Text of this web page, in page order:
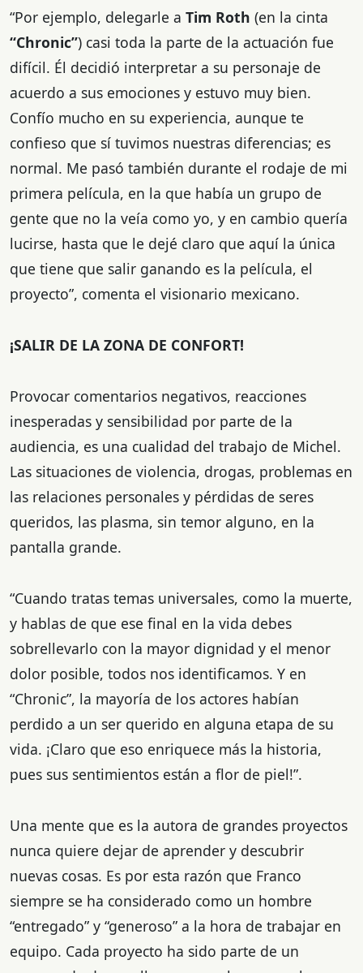
“Por ejemplo, delegarle a Tim Roth (en la cinta
“Chronic”) casi toda la parte de la actuación fue
difícil. Él decidió interpretar a su personaje de
acuerdo a sus emociones y estuvo muy bien.
Confío mucho en su experiencia, aunque te
confieso que sí tuvimos nuestras diferencias; es
normal. Me pasó también durante el rodaje de mi
primera película, en la que había un grupo de
gente que no la veía como yo, y en cambio quería
lucirse, hasta que le dejé claro que aquí la única
que tiene que salir ganando es la película, el
proyecto”, comenta el visionario mexicano.
¡SALIR DE LA ZONA DE CONFORT!
Provocar comentarios negativos, reacciones
inesperadas y sensibilidad por parte de la
audiencia, es una cualidad del trabajo de Michel.
Las situaciones de violencia, drogas, problemas en
las relaciones personales y pérdidas de seres
queridos, las plasma, sin temor alguno, en la
pantalla grande.
“Cuando tratas temas universales, como la muerte,
y hablas de que ese final en la vida debes
sobrellevarlo con la mayor dignidad y el menor
dolor posible, todos nos identificamos. Y en
“Chronic”, la mayoría de los actores habían
perdido a un ser querido en alguna etapa de su
vida. ¡Claro que eso enriquece más la historia,
pues sus sentimientos están a flor de piel!”.
Una mente que es la autora de grandes proyectos
nunca quiere dejar de aprender y descubrir
nuevas cosas. Es por esta razón que Franco
siempre se ha considerado como un hombre
“entregado” y “generoso” a la hora de trabajar en
equipo. Cada proyecto ha sido parte de un